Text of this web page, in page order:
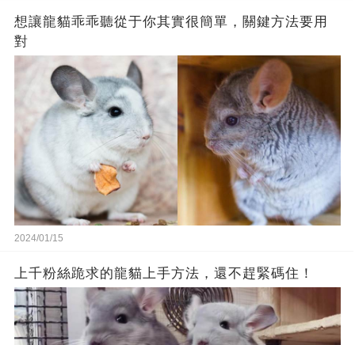
想讓龍貓乖乖聽從于你其實很簡單，關鍵方法要用
對
2024/01/15
上千粉絲跪求的龍貓上手方法，還不趕緊碼住！